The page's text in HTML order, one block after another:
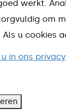
plannen te
uw
werkt.
om
u cookies
in ons